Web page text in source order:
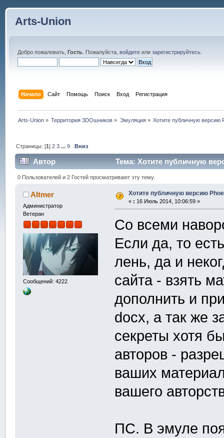
Arts-Union
Добро пожаловать, Гость. Пожалуйста, войдитеили зарегистрируйтесь.
Начало Сайт Помощь Поиск Вход Регистрация
Arts-Union » Территория 3DOшников » Эмуляция» Хотите публичную версию
Страницы: [1]2 3 ...9 Вниз
Автор Тема: Хотите публичную
0 Пользователей и 2 Гостей просматривают эту тему.
Altmer
Администратор
Ветеран
Сообщений: 4222
Хотите публичную версию
« : 16 Июль 2014, 10:06:59 »
Со всеми
Если да, то
лень, да и
сайта - взять
дополнить и
docx, а так же
секреты хотя
авторов -
ваших
вашего
ПС. В эмуле